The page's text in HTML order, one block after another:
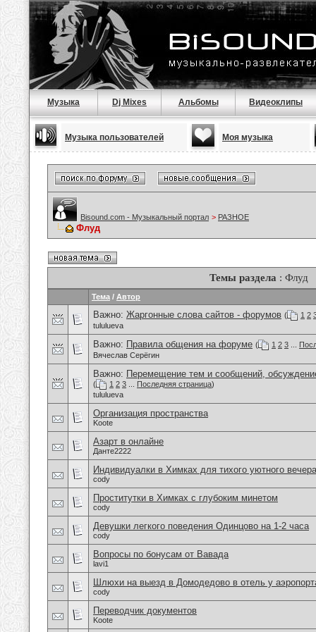
Музыка Dj Mixes Альбомы Видеоклипы
Музыка пользователей Моя музыка
Bisound.com - Музыкальный портал > РАЗНОЕ
Флуд
Темы раздела : Флуд
Тема / Автор
Важно: Жаргонные слова сайтов - форумов ( 1 2
tululueva
Важно: Правила общения на форуме ( 1 2 3
Вячеслав Серёгин
Важно: Перемещение тем и сообщений,
( 1 2 3 Последняя страница)
tululueva
Организация пространства
Koote
Азарт в онлайне
Данте2222
Индивидуалки в Химках для тихого уютного вечера
cody
Проститутки в Химках с глубоким минетом
cody
Девушки легкого поведения Одинцово на 1-2 часа
cody
Вопросы по бонусам от Вавада
lavi1
Шлюхи на выезд в Домодедово в отель у
cody
Переводчик документов
Koote